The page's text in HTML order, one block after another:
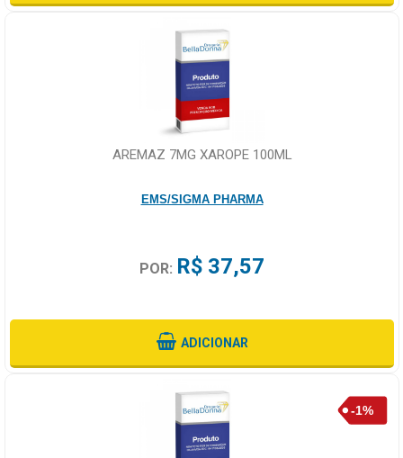
AREMAZ 7MG XAROPE 100ML
EMS/SIGMA PHARMA
POR: R$ 37,57
ADICIONAR